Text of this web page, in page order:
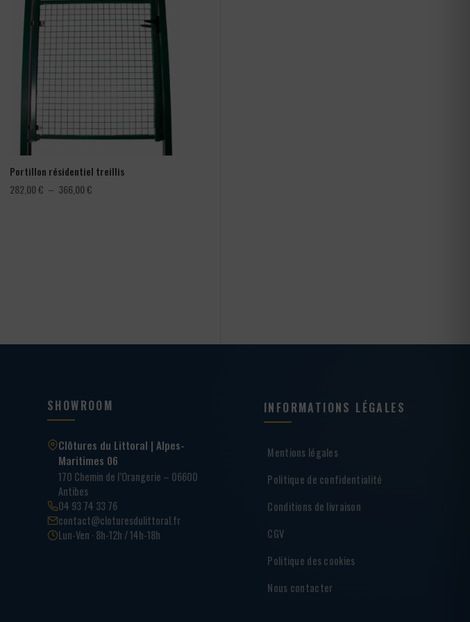
Portillon résidentiel treillis
282,00€ – 366,00€
SHOWROOM
Clôtures du Littoral | Alpes-
Maritimes 06
170 Chemin de l’Orangerie – 06600
Antibes
04 93 74 33 76
contact@cloturesdulittoral.fr
Lun-Ven · 8h-12h / 14h-18h
INFORMATIONS LÉGALES
Mentions légales
Politique de confidentialité
Conditions de livraison
CGV
Politique des cookies
Nous contacter